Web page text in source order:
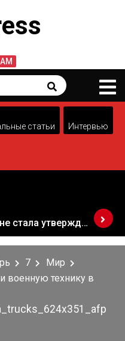
Search
статьи Интервью
Палата лордов не стала утверждать законопроект о "брексите"
7
Мир
военную технику в